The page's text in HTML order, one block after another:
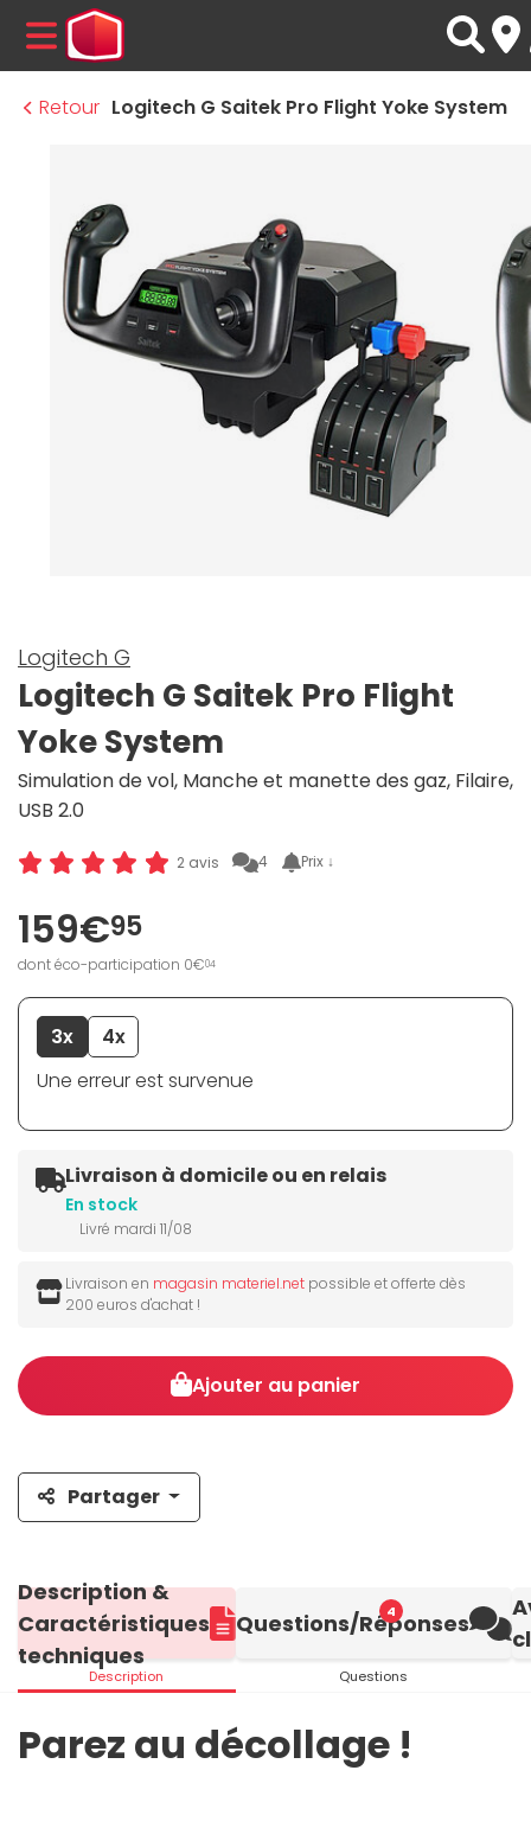
MENU
Retour Logitech G Saitek Pro Flight Yoke System
Logitech G
Logitech G Saitek Pro Flight
Yoke System
Simulation de vol, Manche et manette des gaz, Filaire,
USB 2.0
2 avis 4 Prix ↓
159€95
dont éco-participation 0€04
3x
4x
Une erreur est survenue
Livraison à domicile ou en relais
En stock
Livré mardi 11/08
Livraison en magasin materiel.net possible et offerte dès
200 euros d'achat !
Ajouter au panier
Partager
Description &
Caractéristiques
techniques
Description
4
Questions/Réponses
Questions
Parez au décollage !